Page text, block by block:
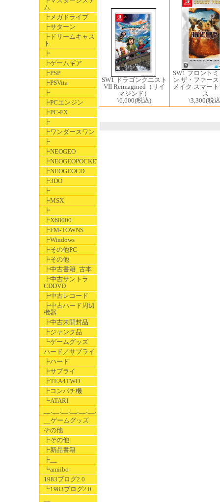
ム
┣メガドライブ
┣サターン
┣ドリームキャス
ト
┣
┣ゲームギア
┣PSP
┣PSVita
┣
┣PCエンジン
┣PC-FX
┣
┣ワンダースワン
┣
┣NEOGEO
┣NEOGEOPOCKET
┣NEOGEOCD
┣3DO
┣
┣MSX
┣
┣X68000
┣FM-TOWNS
┣Windows
┣その他PC
┣その他
┣中古書籍_古本
┣中古サントラ
CDDVD
┣中古レコード
┣中古ハード周辺
機器
┣中古未開封品
┣ジャンク品
┗ゲームグッズ
ハード／サプライ
┣ハード
┣サプライ
┣TEA4TWO
┣コンパチ機
┗ATARI
__:__:__:__:__:__:__
__ゲームグッズ
その他
┣その他
┣新品書籍
┣__
┗amiibo
1983ブログ2.0
┗1983ブログ2.0
SW1 ドラゴンクエスト
VII Reimagined（リイ
マジンド）
\6,600(税込)
SW1 フロント
ン ザ・ファー
メイク スマー
ス
\3,300(税